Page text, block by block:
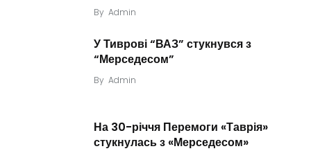
By Admin
У Тиврові “ВАЗ” стукнувся з
“Мерседесом”
By Admin
На 30-річчя Перемоги «Таврія»
стукнулась з «Мерседесом»